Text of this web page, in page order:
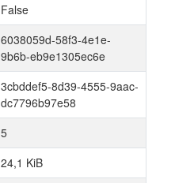
False
6038059d-58f3-4e1e-
9b6b-eb9e1305ec6e
3cbddef5-8d39-4555-9aac-
dc7796b97e58
5
24,1 KiB